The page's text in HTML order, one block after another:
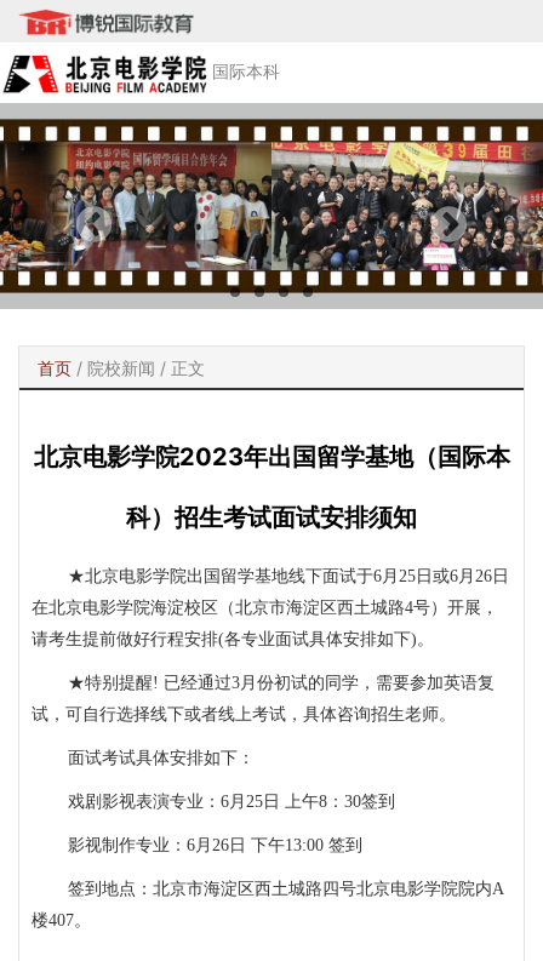
国际本科
首页 / 院校新闻 / 正文
北京电影学院2023年出国留学基地（国际本
科）招生考试面试安排须知
★北京电影学院出国留学基地线下面试于6月25日或6月26日
在北京电影学院海淀校区（北京市海淀区西土城路4号）开展，
请考生提前做好行程安排(各专业面试具体安排如下)。
★特别提醒! 已经通过3月份初试的同学，需要参加英语复
试，可自行选择线下或者线上考试，具体咨询招生老师。
面试考试具体安排如下：
戏剧影视表演专业： 6月25日 上午8：30签到
影视制作专业： 6月26日 下午13:00 签到
签到 地点：北京市海淀区西土城路四号北京电影学院院内A
楼407。